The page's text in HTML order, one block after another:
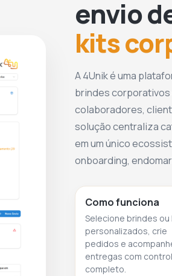
envio
kits
A 4Unik é uma
brindes
colaboradores,
solução centraliza
em um único
onboarding,
Como funciona
Selecione brindes ou
personalizados, crie
pedidos e
entregas com
completo.